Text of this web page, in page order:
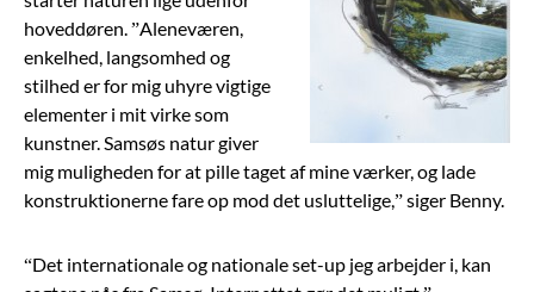
hoveddøren. ”Aleneværen,
enkelhed, langsomhed og
stilhed er for mig uhyre vigtige
elementer i mit virke som
kunstner. Samsøs natur giver
mig muligheden for at pille taget af mine værker, og lade
konstruktionerne fare op mod det usluttelige,” siger Benny.
“Det internationale og nationale set-up jeg arbejder i, kan